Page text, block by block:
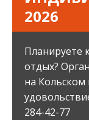
2026
Планируете
отдых?
на Кольском
284-42-77